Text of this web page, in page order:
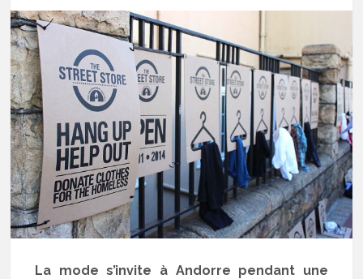
La mode s’invite à Andorre pendant une